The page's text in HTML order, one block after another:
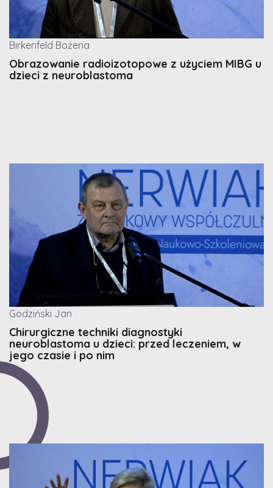
Birkenfeld Bożena
Obrazowanie radioizotopowe z użyciem MIBG u
dzieci z neuroblastoma
Godziński Jan
Chirurgiczne techniki diagnostyki
neuroblastoma u dzieci: przed leczeniem, w
jego czasie i po nim